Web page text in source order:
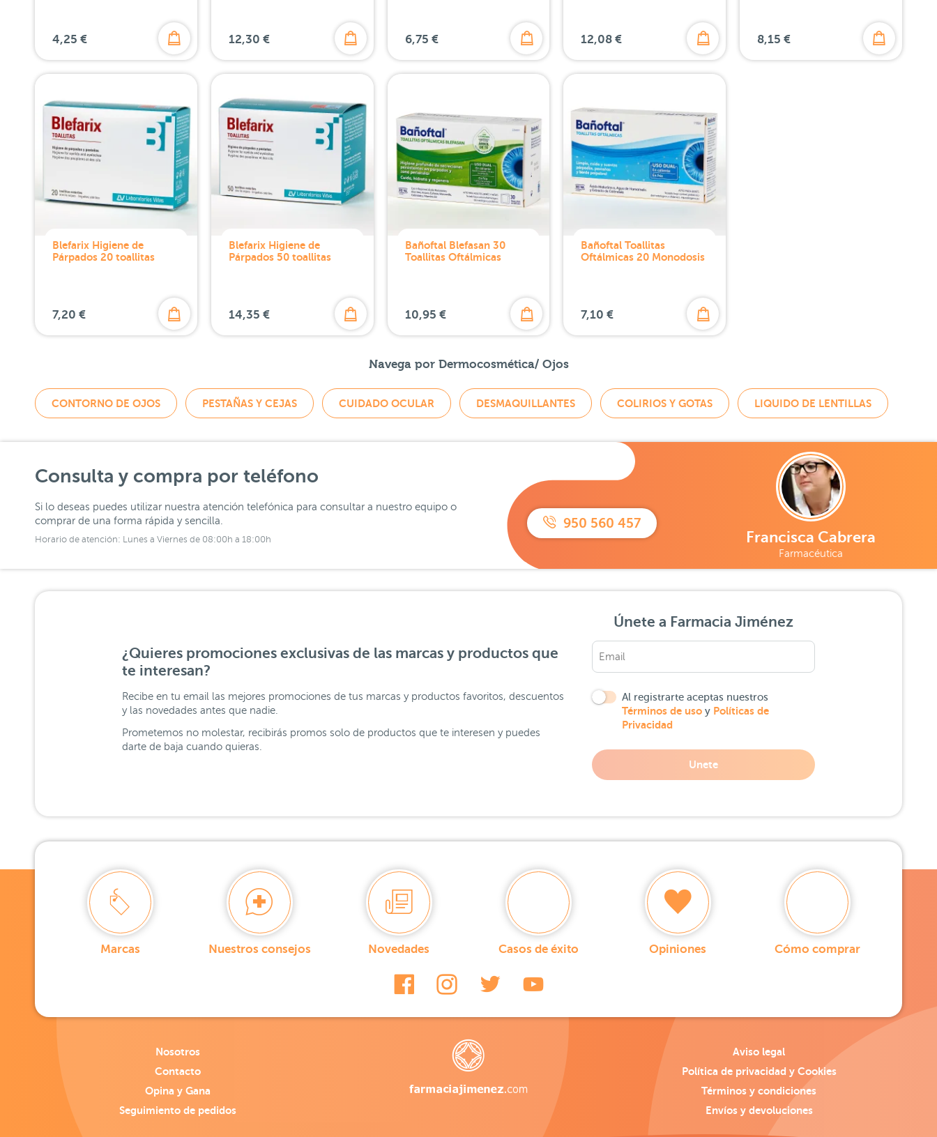
4,25 € 12,30 € 6,75 € 12,08 € 8,15 €
Blefarix Higiene de
Párpados 20 toallitas
7,20 €
Blefarix Higiene de
Párpados 50 toallitas
14,35 €
Bañoftal Blefasan 30
Toallitas Oftálmicas
10,95 €
Bañoftal Toallitas
Oftálmicas 20 Monodosis
7,10 €
Navega por Dermocosmética/ Ojos
CONTORNO DE OJOS PESTAÑAS Y CEJAS CUIDADO OCULAR DESMAQUILLANTES COLIRIOS Y GOTAS LIQUIDO DE LENTILLAS
Consulta y compra por teléfono
Si lo deseas puedes utilizar nuestra atención telefónica para consultar a nuestro equipo o
comprar de una forma rápida y sencilla.
Horario de atención: Lunes a Viernes de 08:00h a 18:00h
950 560 457
Francisca Cabrera
Farmacéutica
¿Quieres promociones exclusivas de las marcas y productos que
te interesan?
Recibe en tu email las mejores promociones de tus marcas y productos favoritos, descuentos
y las novedades antes que nadie.
Prometemos no molestar, recibirás promos solo de productos que te interesen y puedes
darte de baja cuando quieras.
Únete a Farmacia Jiménez
Al registrarte aceptas nuestros
Términos de uso y Políticas de
Privacidad
Unete
Marcas Nuestros consejos Novedades Casos de éxito Opiniones Cómo comprar
Nosotros
Contacto
Opina y Gana
Seguimiento de pedidos
Aviso legal
Política de privacidad y Cookies
Términos y condiciones
Envíos y devoluciones